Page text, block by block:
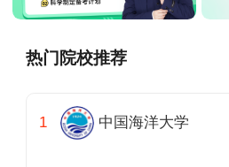
热门院校推荐
中国海洋大学